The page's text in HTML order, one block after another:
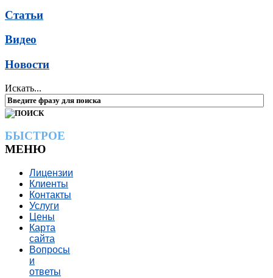
Статьи
Видео
Новости
Искать...
БЫСТРОЕ
МЕНЮ
Лицензии
Клиенты
Контакты
Услуги
Цены
Карта
сайта
Вопросы
и
ответы